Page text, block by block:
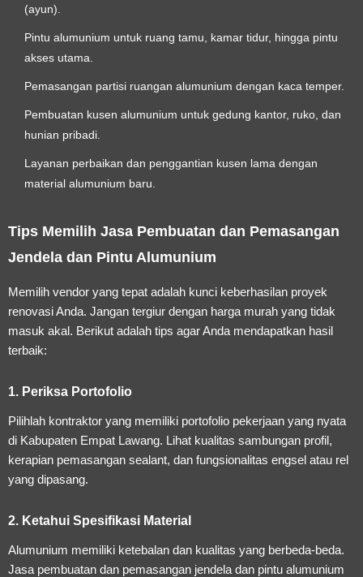
(ayun).
Pintu alumunium untuk ruang tamu, kamar tidur, hingga pintu
akses utama.
Pemasangan partisi ruangan alumunium dengan kaca temper.
Pembuatan kusen alumunium untuk gedung kantor, ruko, dan
hunian pribadi.
Layanan perbaikan dan penggantian kusen lama dengan
material alumunium baru.
Tips Memilih Jasa Pembuatan dan Pemasangan
Jendela dan Pintu Alumunium
Memilih vendor yang tepat adalah kunci keberhasilan proyek
renovasi Anda. Jangan tergiur dengan harga murah yang tidak
masuk akal. Berikut adalah tips agar Anda mendapatkan hasil
terbaik:
1. Periksa Portofolio
Pilihlah kontraktor yang memiliki portofolio pekerjaan yang nyata
di Kabupaten Empat Lawang. Lihat kualitas sambungan profil,
kerapian pemasangan sealant, dan fungsionalitas engsel atau rel
yang dipasang.
2. Ketahui Spesifikasi Material
Alumunium memiliki ketebalan dan kualitas yang berbeda-beda.
Jasa pembuatan dan pemasangan jendela dan pintu alumunium